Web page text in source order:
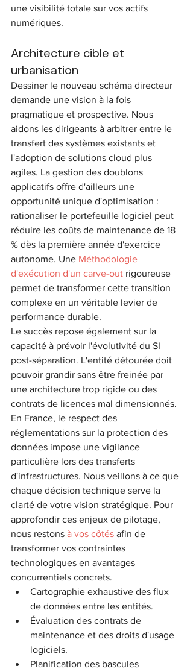
une visibilité totale sur vos actifs
numériques.
Architecture cible et
urbanisation
Dessiner le nouveau schéma directeur
demande une vision à la fois
pragmatique et prospective. Nous
aidons les dirigeants à arbitrer entre le
transfert des systèmes existants et
l'adoption de solutions cloud plus
agiles. La gestion des doublons
applicatifs offre d'ailleurs une
opportunité unique d'optimisation :
rationaliser le portefeuille logiciel peut
réduire les coûts de maintenance de 18
% dès la première année d'exercice
autonome. Une Méthodologie
d'exécution d'un carve-out rigoureuse
permet de transformer cette transition
complexe en un véritable levier de
performance durable.
Le succès repose également sur la
capacité à prévoir l'évolutivité du SI
post-séparation. L'entité détourée doit
pouvoir grandir sans être freinée par
une architecture trop rigide ou des
contrats de licences mal dimensionnés.
En France, le respect des
réglementations sur la protection des
données impose une vigilance
particulière lors des transferts
d'infrastructures. Nous veillons à ce que
chaque décision technique serve la
clarté de votre vision stratégique. Pour
approfondir ces enjeux de pilotage,
nous restons à vos côtés afin de
transformer vos contraintes
technologiques en avantages
concurrentiels concrets.
Cartographie exhaustive des flux
de données entre les entités.
Évaluation des contrats de
maintenance et des droits d'usage
logiciels.
Planification des bascules